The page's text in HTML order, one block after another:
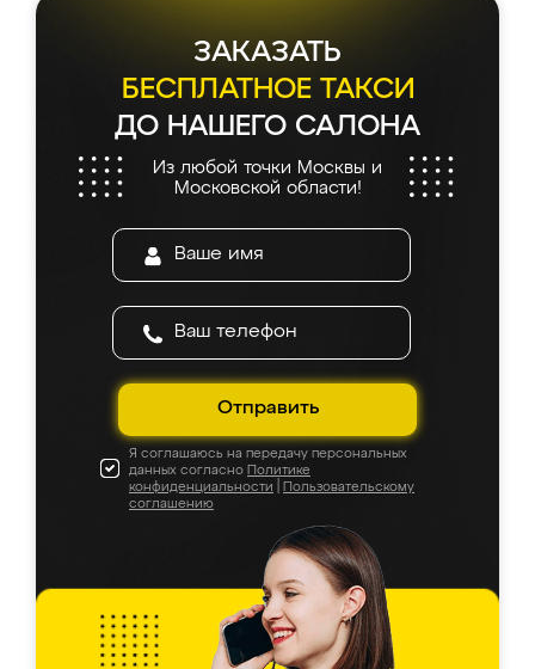
ЗАКАЗАТЬ
БЕСПЛАТНОЕ ТАКСИ
ДО НАШЕГО САЛОНА
Из любой точки Москвы и
Московской области!
Отправить
Я соглашаюсь на передачу персональных
данных согласно Политике
конфиденциальности
Пользовательскому
соглашению